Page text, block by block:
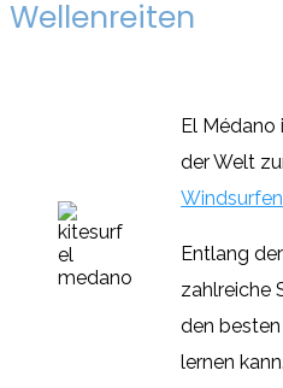
Wellenreiten
El
der Welt
Windsurfen
Entlang
zahlreiche
den
lernen kann.